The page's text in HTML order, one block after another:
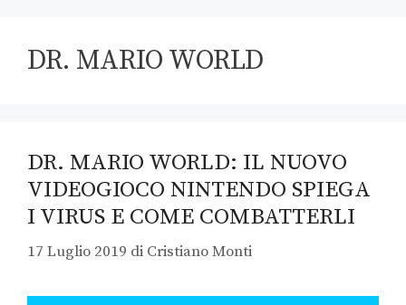
DR. MARIO WORLD
DR. MARIO WORLD: IL NUOVO
VIDEOGIOCO NINTENDO SPIEGA
I VIRUS E COME COMBATTERLI
17 Luglio 2019 di Cristiano Monti